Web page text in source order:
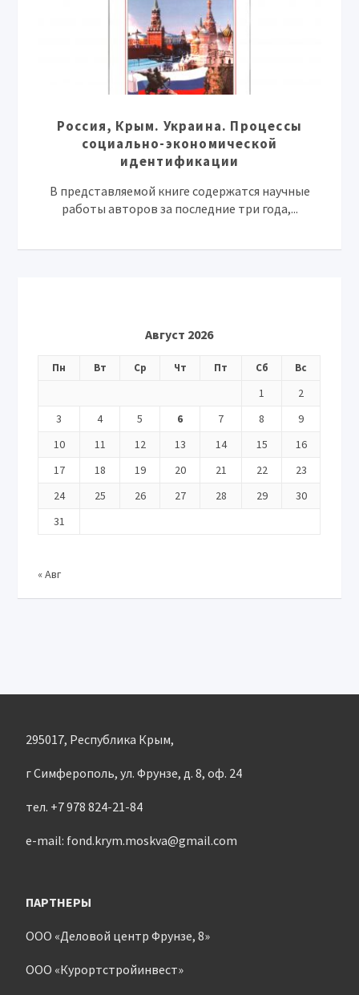
Россия, Крым. Украина. Процессы
социально-экономической
идентификации
В представляемой книге содержатся научные
работы авторов за последние три года,...
Август 2026
Пн Вт Ср Чт Пт Сб Вс
1
2
3
4 5 6 7 8
9
10
11 12 13 14 15
16
17
18 19 20 21 22
23
24
25 26 27 28 29
30
31
« Авг
295017, Республика Крым,
г Симферополь, ул. Фрунзе, д. 8, оф. 24
тел. +7 978 824-21-84
e-mail: fond.krym.moskva@gmail.com
ПАРТНЕРЫ
ООО «Деловой центр Фрунзе, 8»
ООО «Курортстройинвест»